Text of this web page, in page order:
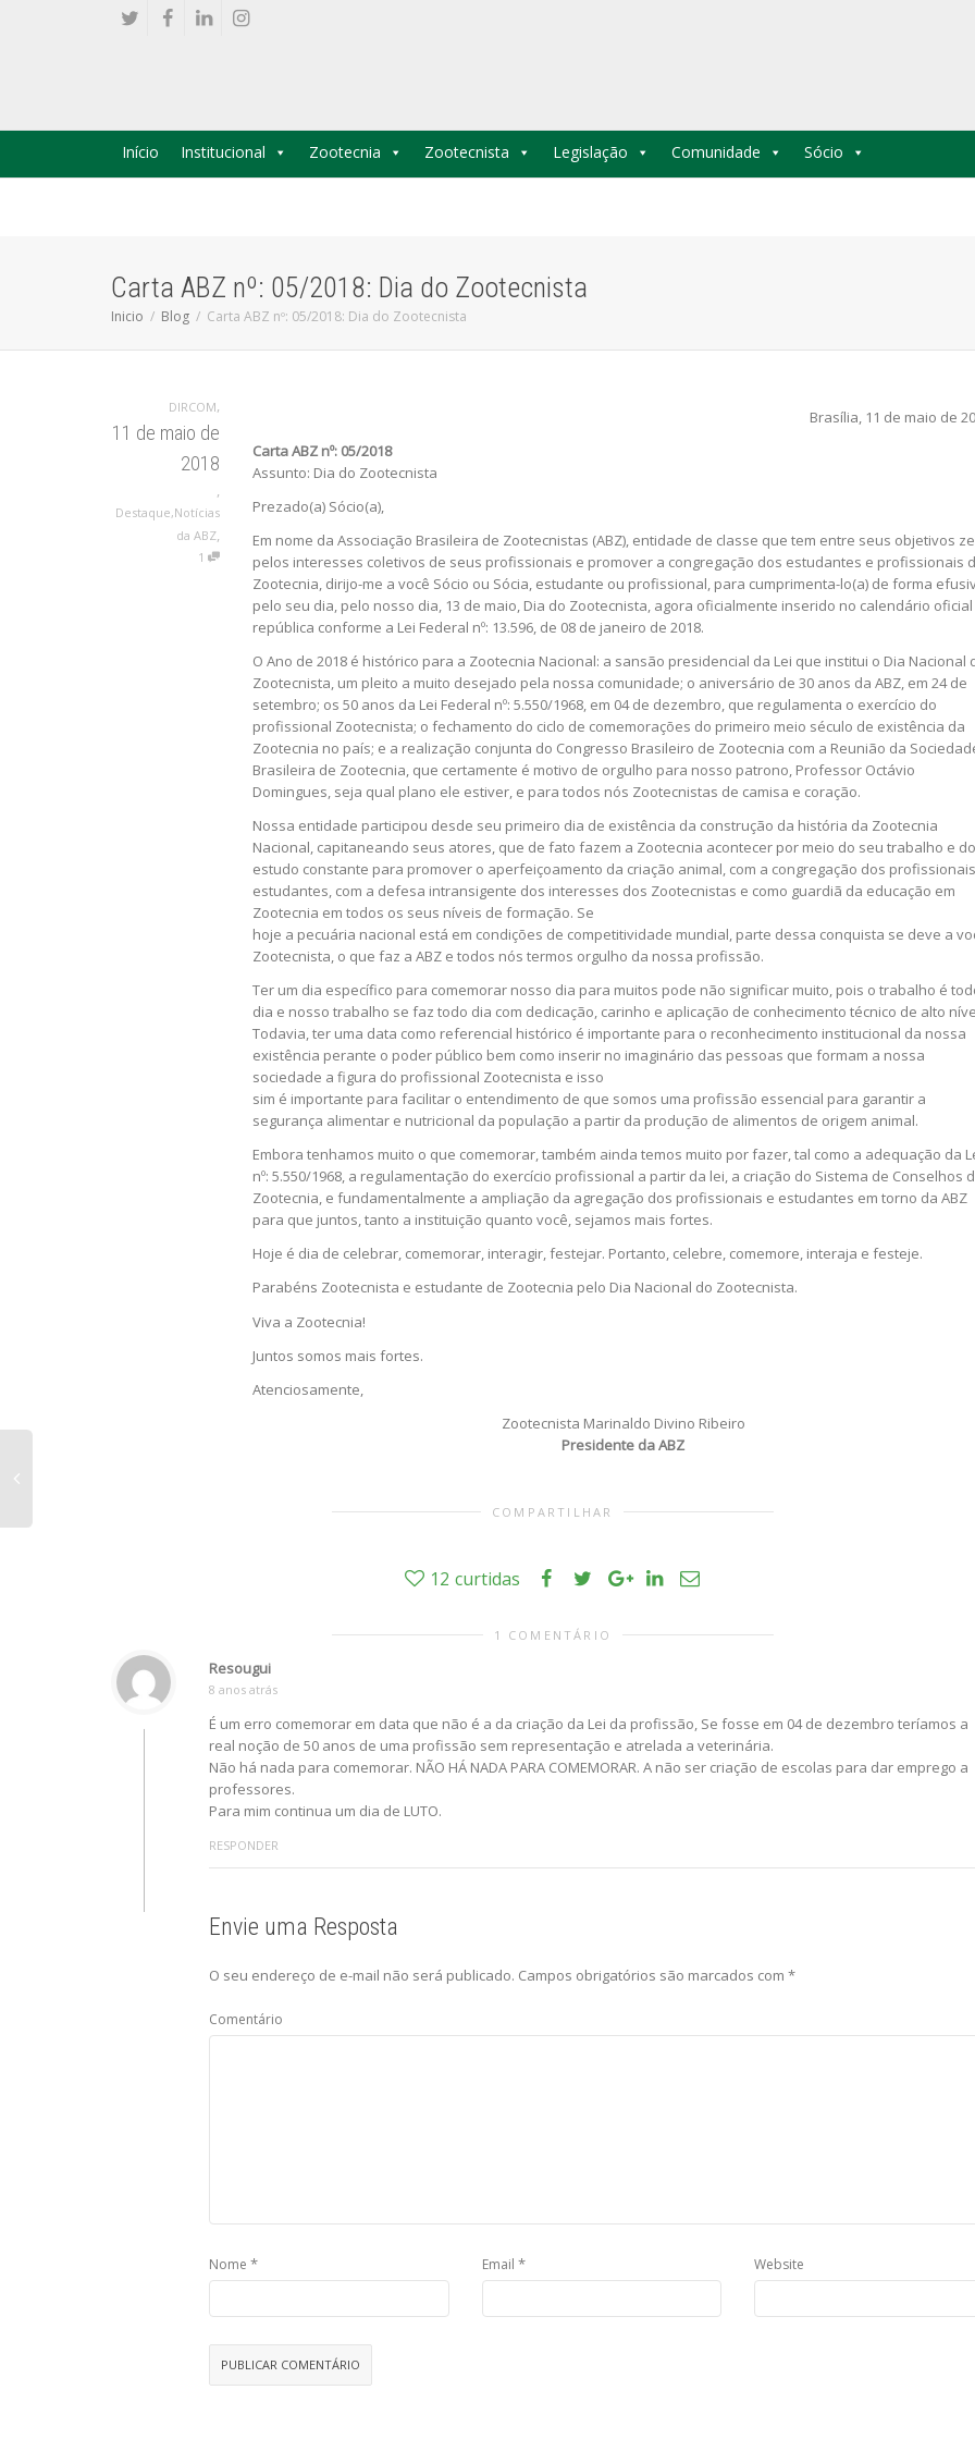
Início Institucional Zootecnia Zootecnista Legislação Comunidade Sócio
Carta ABZ nº: 05/2018: Dia do Zootecnista
Inicio Blog Carta ABZ nº: 05/2018: Dia do Zootecnista
DIRCOM,
11 de maio de
2018
Destaque,Notícias
da ABZ
1
Brasília, 11 de maio de
Carta ABZ nº: 05/2018
Assunto: Dia do Zootecnista
Prezado(a) Sócio(a),
Em nome da Associação Brasileira de Zootecnistas (ABZ), entidade de classe que tem entre seus objetivos
pelos interesses coletivos de seus profissionais e promover a congregação dos estudantes e profissionais
Zootecnia, dirijo-me a você Sócio ou Sócia, estudante ou profissional, para cumprimenta-lo(a) de forma
pelo seu dia, pelo nosso dia, 13 de maio, Dia do Zootecnista, agora oficialmente inserido no calendário
república conforme a Lei Federal nº: 13.596, de 08 de janeiro de 2018.
O Ano de 2018 é histórico para a Zootecnia Nacional: a sansão presidencial da Lei que institui o Dia Nacional
Zootecnista, um pleito a muito desejado pela nossa comunidade; o aniversário de 30 anos da ABZ, em 24 de
setembro; os 50 anos da Lei Federal nº: 5.550/1968, em 04 de dezembro, que regulamenta o exercício do
profissional Zootecnista; o fechamento do ciclo de comemorações do primeiro meio século de existência da
Zootecnia no país; e a realização conjunta do Congresso Brasileiro de Zootecnia com a Reunião da
Brasileira de Zootecnia, que certamente é motivo de orgulho para nosso patrono, Professor Octávio
Domingues, seja qual plano ele estiver, e para todos nós Zootecnistas de camisa e coração.
Nossa entidade participou desde seu primeiro dia de existência da construção da história da Zootecnia
Nacional, capitaneando seus atores, que de fato fazem a Zootecnia acontecer por meio do seu trabalho e do
estudo constante para promover o aperfeiçoamento da criação animal, com a congregação dos
estudantes, com a defesa intransigente dos interesses dos Zootecnistas e como guardiã da educação em
Zootecnia em todos os seus níveis de formação. Se
hoje a pecuária nacional está em condições de competitividade mundial, parte dessa conquista se deve a
Zootecnista, o que faz a ABZ e todos nós termos orgulho da nossa profissão.
Ter um dia específico para comemorar nosso dia para muitos pode não significar muito, pois o trabalho é
dia e nosso trabalho se faz todo dia com dedicação, carinho e aplicação de conhecimento técnico de alto
Todavia, ter uma data como referencial histórico é importante para o reconhecimento institucional da nossa
existência perante o poder público bem como inserir no imaginário das pessoas que formam a nossa
sociedade a figura do profissional Zootecnista e isso
sim é importante para facilitar o entendimento de que somos uma profissão essencial para garantir a
segurança alimentar e nutricional da população a partir da produção de alimentos de origem animal.
Embora tenhamos muito o que comemorar, também ainda temos muito por fazer, tal como a adequação da
nº: 5.550/1968, a regulamentação do exercício profissional a partir da lei, a criação do Sistema de Conselhos
Zootecnia, e fundamentalmente a ampliação da agregação dos profissionais e estudantes em torno da ABZ
para que juntos, tanto a instituição quanto você, sejamos mais fortes.
Hoje é dia de celebrar, comemorar, interagir, festejar. Portanto, celebre, comemore, interaja e festeje.
Parabéns Zootecnista e estudante de Zootecnia pelo Dia Nacional do Zootecnista.
Viva a Zootecnia!
Juntos somos mais fortes.
Atenciosamente,
Zootecnista Marinaldo Divino Ribeiro
Presidente da ABZ
COMPARTILHAR
12 curtidas
1 COMENTÁRIO
Resougui
8 anos atrás
É um erro comemorar em data que não é a da criação da Lei da profissão, Se fosse em 04 de dezembro teríamos a
real noção de 50 anos de uma profissão sem representação e atrelada a veterinária.
Não há nada para comemorar. NÃO HÁ NADA PARA COMEMORAR. A não ser criação de escolas para dar emprego a
professores.
Para mim continua um dia de LUTO.
RESPONDER
Envie uma Resposta
O seu endereço de e-mail não será publicado. Campos obrigatórios são marcados com *
Comentário
Nome * Email * Website